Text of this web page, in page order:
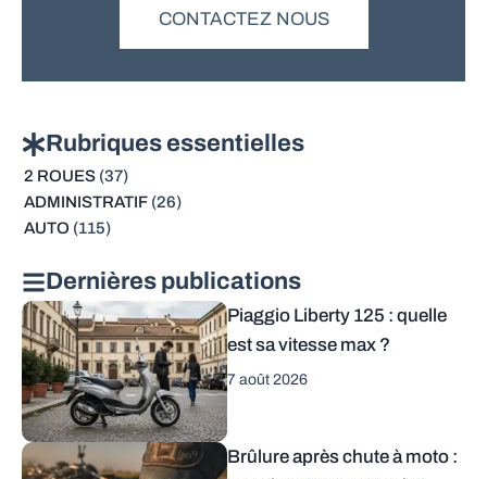
CONTACTEZ NOUS
Rubriques essentielles
2 ROUES(37)
ADMINISTRATIF(26)
AUTO (115)
Dernières publications
Piaggio Liberty 125 : quelle
est sa vitesse max ?
7 août 2026
Brûlure après chute à moto :